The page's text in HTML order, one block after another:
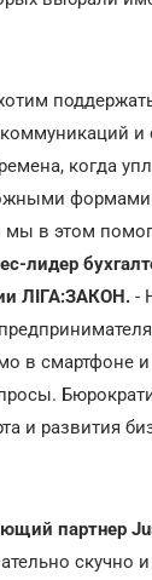
поддержать
и
когда
мы в этом
лидер
ЛІГА:ЗАКОН. -
в смартфоне и
и развития
партнер